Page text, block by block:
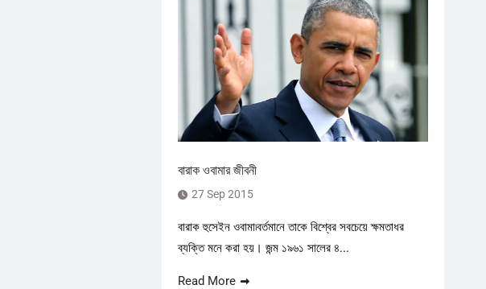
বারাক ওবামার জীবনী
27 Sep 2015
বারাক হুসেইন ওবামা৷বর্তমানে তাকে বিশ্বের সবচেয়ে ক্ষমতাধর
ব্যক্তি মনে করা হয়। জন্ম ১৯৬১ সালের ৪...
Read More